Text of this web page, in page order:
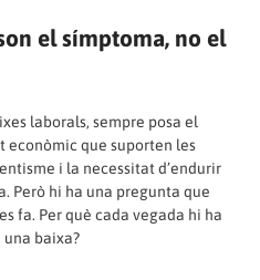
el símptoma, no el
laborals, sempre posa el
econòmic que suporten les
i la necessitat d’endurir
Però hi ha una pregunta que
fa. Per què cada vegada hi ha
una baixa?